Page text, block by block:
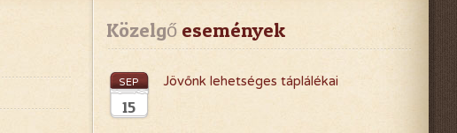
AgroPlus Szerviz
GAYERKERT Kft. - Szentiváni
kertcentrum
Közelgő események
SEP
15
Jövőnk lehetséges táplálékai